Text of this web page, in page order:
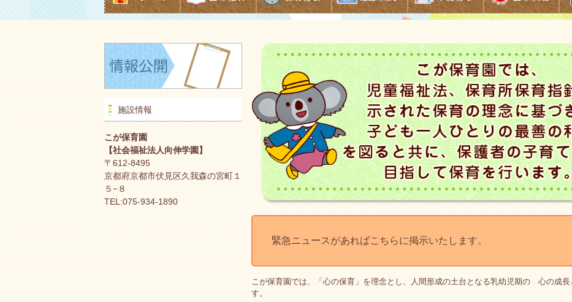
緊急ニュースがあればこちらに掲示いたします。
こが保育園では、「心の保育」を理念とし、人間形成の土台となる乳幼児期の 心の成
す。
施設情報
こが保育園
【社会福祉法人向伸学園】
〒612-8495
京都府京都市伏見区久我森の宮町１
５−８
TEL:075-934-1890